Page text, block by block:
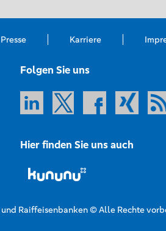
Presse Karriere
Folgen Sie uns
Hier finden Sie uns auch
Raiffeisenbanken © Alle Rechte